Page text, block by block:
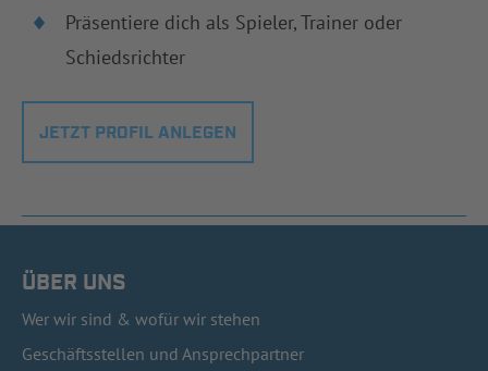
Präsentiere dich als Spieler, Trainer oder
Schiedsrichter
JETZT PROFIL ANLEGEN
ÜBER UNS
Wer wir sind & wofür wir stehen
Geschäftsstellen und Ansprechpartner